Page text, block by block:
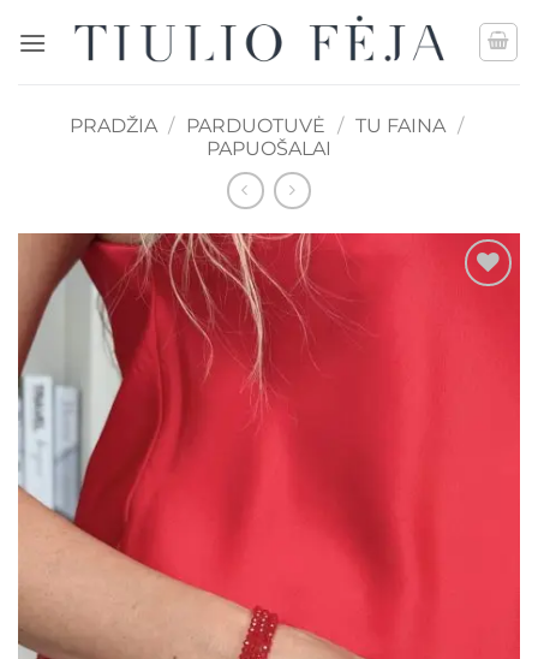
PRADŽIA / PARDUOTUVĖ / TU FAINA /
PAPUOŠALAI